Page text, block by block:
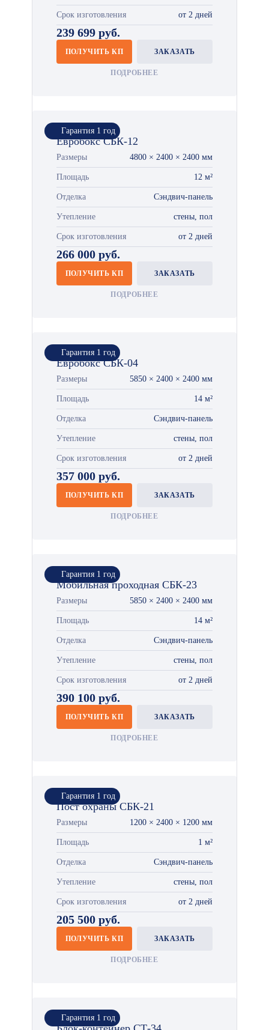
Срок изготовления от 2 дней
239 699 руб.
ПОЛУЧИТЬ КП ЗАКАЗАТЬ
ПОДРОБНЕЕ
Гарантия 1 год
Евробокс СБК-12
Размеры 4800 × 2400 × 2400 мм
Площадь 12 м²
Отделка Сэндвич-панель
Утепление стены, пол
Срок изготовления от 2 дней
266 000 руб.
ПОЛУЧИТЬ КП ЗАКАЗАТЬ
ПОДРОБНЕЕ
Гарантия 1 год
Евробокс СБК-04
Размеры 5850 × 2400 × 2400 мм
Площадь 14 м²
Отделка Сэндвич-панель
Утепление стены, пол
Срок изготовления от 2 дней
357 000 руб.
ПОЛУЧИТЬ КП ЗАКАЗАТЬ
ПОДРОБНЕЕ
Гарантия 1 год
Мобильная проходная СБК-23
Размеры 5850 × 2400 × 2400 мм
Площадь 14 м²
Отделка Сэндвич-панель
Утепление стены, пол
Срок изготовления от 2 дней
390 100 руб.
ПОЛУЧИТЬ КП ЗАКАЗАТЬ
ПОДРОБНЕЕ
Гарантия 1 год
Пост охраны СБК-21
Размеры 1200 × 2400 × 1200 мм
Площадь 1 м²
Отделка Сэндвич-панель
Утепление стены, пол
Срок изготовления от 2 дней
205 500 руб.
ПОЛУЧИТЬ КП ЗАКАЗАТЬ
ПОДРОБНЕЕ
Гарантия 1 год